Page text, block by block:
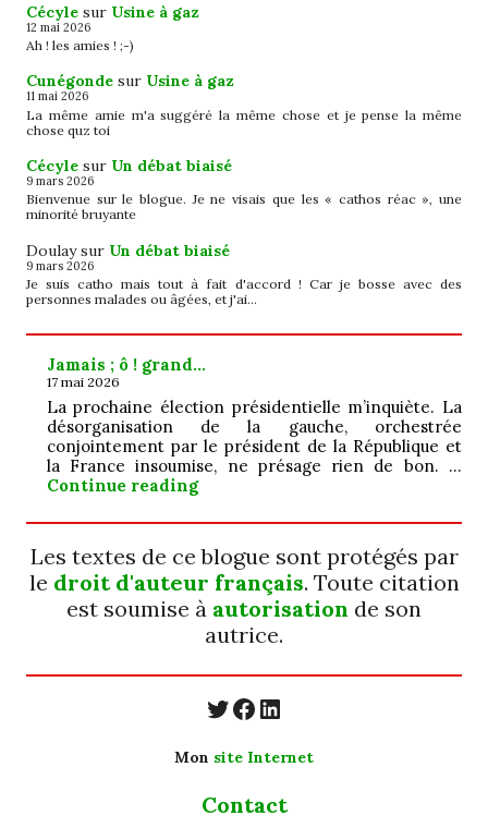
Cécyle sur Usine à gaz
12 mai 2026
Ah ! les amies ! ;-)
Cunégonde sur Usine à gaz
11 mai 2026
La même amie m'a suggéré la même chose et je pense la même
chose quz toi
Cécyle sur Un débat biaisé
9 mars 2026
Bienvenue sur le blogue. Je ne visais que les « cathos réac », une
minorité bruyante
Doulaysur Un débat biaisé
9 mars 2026
Je suis catho mais tout à fait d'accord ! Car je bosse avec des
personnes malades ou âgées, et j'ai…
Jamais ; ô ! grand…
17 mai 2026
La prochaine élection présidentielle m’inquiète. La
désorganisation de la gauche, orchestrée
conjointement par le président de la République et
la France insoumise, ne présage rien de bon. …
Continue readingJamais ; ô ! grand…
Les textes de ce blogue sont protégés par
le droit d'auteur français. Toute citation
est soumise à autorisation de son
autrice.
https://twitter.com/
https://
https://www.linkedin.com/in/cecyle-jung-cyjung/
Mon site Internet
Contact